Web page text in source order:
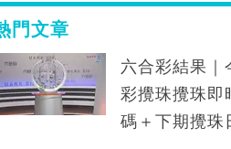
門文章
六合彩結果｜
彩攪珠攪珠即
碼＋下期攪珠